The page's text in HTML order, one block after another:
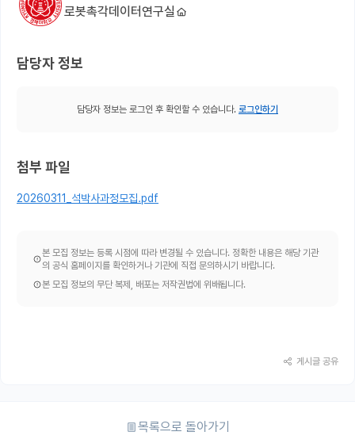
로봇촉각데이터연구실
담당자 정보
담당자 정보는 로그인 후 확인할 수 있습니다. 로그인하기
첨부 파일
20260311_석박사과정모집.pdf
본 모집 정보는 등록 시점에 따라 변경될 수 있습니다. 정확한 내용은 해당 기관
의 공식 홈페이지를 확인하거나 기관에 직접 문의하시기 바랍니다.
본 모집 정보의 무단 복제, 배포는 저작권법에 위배됩니다.
게시글 공유
목록으로 돌아가기